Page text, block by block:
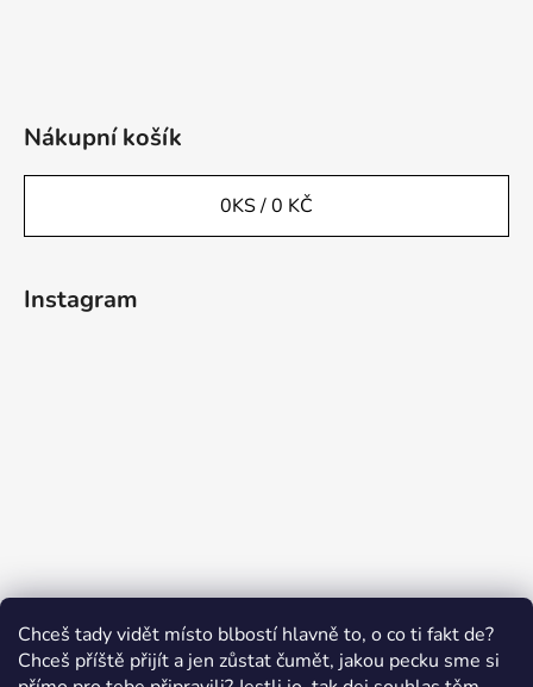
Chceš tady vidět místo blbostí hlavně to, o co ti fakt de?
Chceš příště přijít a jen zůstat čumět, jakou pecku sme si
Nákupní košík
0KS /0 KČ
Instagram